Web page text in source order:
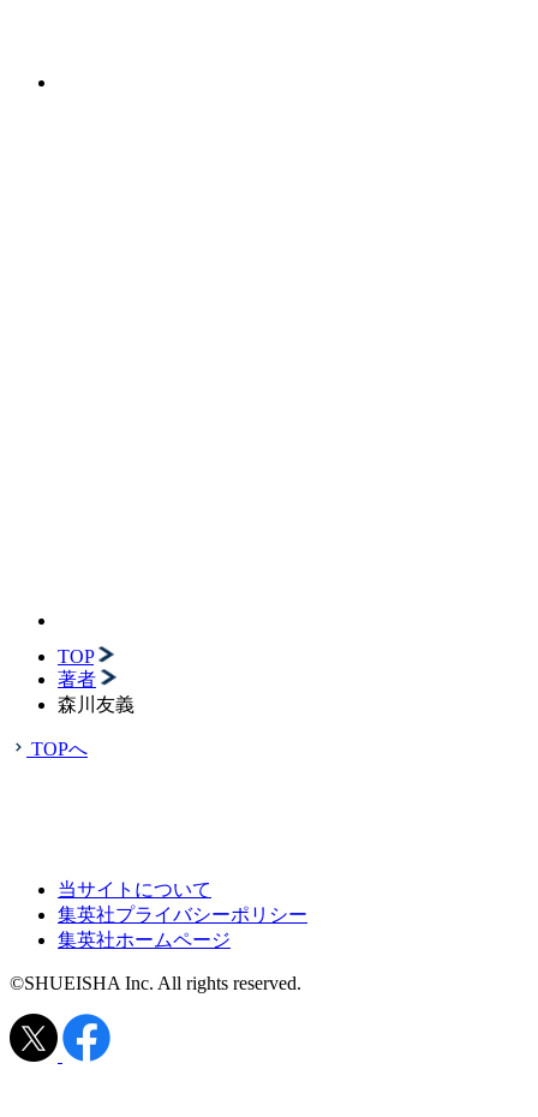
TOP
著者
森川友義
TOPへ
当サイトについて
集英社プライバシーポリシー
集英社ホームページ
©SHUEISHA Inc. All rights reserved.